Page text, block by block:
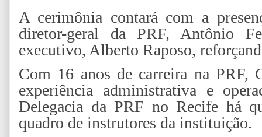
A cerimônia contará com a
diretor-geral da PRF, Antônio
executivo, Alberto Raposo,
Com 16 anos de carreira na PRF,
experiência administrativa e
Delegacia da PRF no Recife há
quadro de instrutores da instituição.